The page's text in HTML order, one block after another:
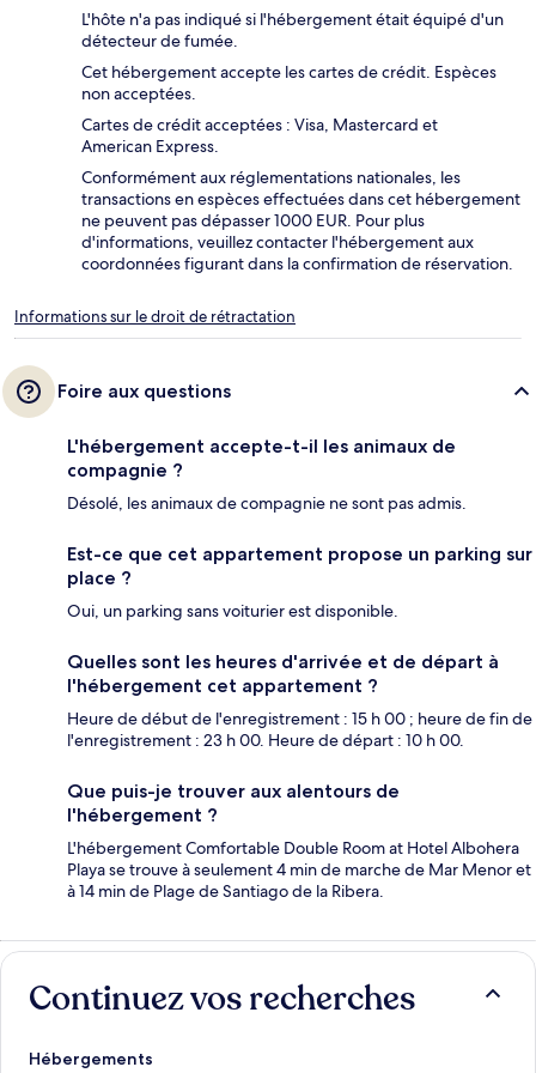
L'hôte n'a pas indiqué si l'hébergement était équipé d'un
détecteur de fumée.
Cet hébergement accepte les cartes de crédit. Espèces
non acceptées.
Cartes de crédit acceptées : Visa, Mastercard et
American Express.
Conformément aux réglementations nationales, les
transactions en espèces effectuées dans cet hébergement
ne peuvent pas dépasser 1000 EUR. Pour plus
d'informations, veuillez contacter l'hébergement aux
coordonnées figurant dans la confirmation de réservation.
Informations sur le droit de rétractation
Foire aux questions
L'hébergement accepte-t-il les animaux de
compagnie ?
Désolé, les animaux de compagnie ne sont pas admis.
Est-ce que cet appartement propose un parking sur
place ?
Oui, un parking sans voiturier est disponible.
Quelles sont les heures d'arrivée et de départ à
l'hébergement cet appartement ?
Heure de début de l'enregistrement : 15 h 00 ; heure de fin de
l'enregistrement : 23 h 00. Heure de départ : 10 h 00.
Que puis-je trouver aux alentours de
l'hébergement ?
L'hébergement Comfortable Double Room at Hotel Albohera
Playa se trouve à seulement 4 min de marche de Mar Menor et
à 14 min de Plage de Santiago de la Ribera.
Continuez vos recherches
Hébergements